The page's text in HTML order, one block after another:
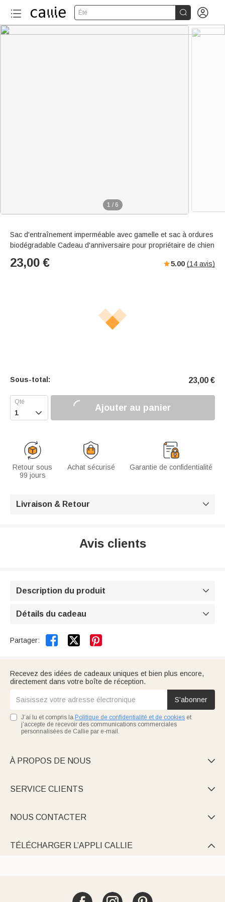
Été  
1 / 6
Sac d'entraînement imperméable avec gamelle et sac à ordures
biodégradable Cadeau d'anniversaire pour propriétaire de chien
23,00 € 5.00 (14 avis)
Sous-total: 23,00 €
 Ajouter au panier
Retour sous
99 jours
Achat sécurisé Garantie de confidentialité
Livraison & Retour 
Avis clients
Description du produit 
Détails du cadeau 
Partager:  
Recevez des idées de cadeaux uniques et bien plus encore,
directement dans votre boîte de réception.
S'abonner
J’ai lu et compris la Politique de confidentialité et de cookies et
j’accepte de recevoir des communications commerciales
personnalisées de Callie par e-mail.
À PROPOS DE NOUS 
SERVICE CLIENTS 
NOUS CONTACTER 
TÉLÉCHARGER L’APPLI CALLIE 